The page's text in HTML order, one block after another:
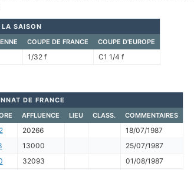
SAISON
COUPE DE FRANCE COUPE D'EUROPE
1/32 f C1 1/4 f
DE FRANCE
AFFLUENCE LIEU CLASS. COMMENTAIRES
20266
18/07/1987
13000
25/07/1987
32093
01/08/1987